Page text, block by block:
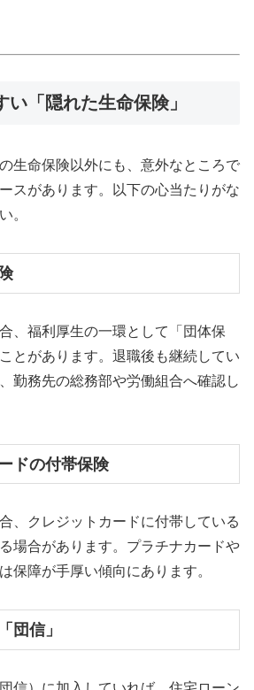
い「隠れた生命保険」
生命保険以外にも、意外なところで
スがあります。以下の心当たりがな
。
、福利厚生の一環として「団体保
とがあります。退職後も継続してい
勤務先の総務部や労働組合へ確認し
ドの付帯保険
、クレジットカードに付帯している
場合があります。プラチナカードや
保障が手厚い傾向にあります。
団信」